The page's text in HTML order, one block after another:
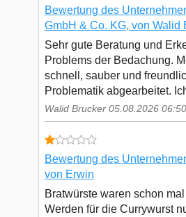
Bewertung des
GmbH & Co. KG, von Walid
Sehr gute Beratung und
Problems der Bedachung.
schnell, sauber und
Problematik abgearbeitet.
Walid Brucker 05.08.2026 06:50
Bewertung des
von Erwin
Bratwürste waren schon
Werden für die Currywurst